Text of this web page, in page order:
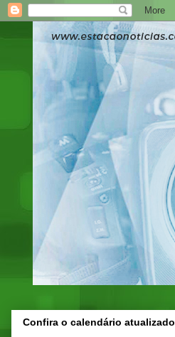
Confira o calendário atualizado